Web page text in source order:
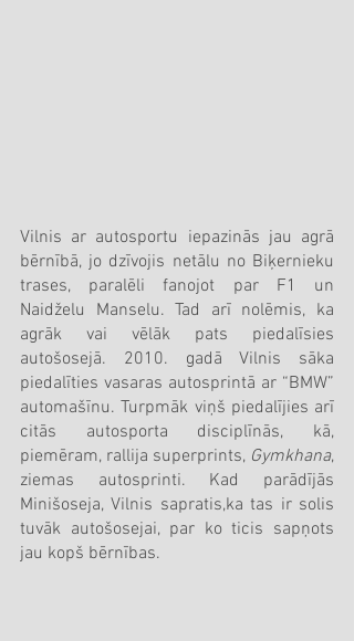
Vilnis ar autosportu iepazinās jau agrā
bērnībā, jo dzīvojis netālu no Biķernieku
trases, paralēli fanojot par F1 un
Naidželu Manselu. Tad arī nolēmis, ka
agrāk vai vēlāk pats piedalīsies
autošosejā. 2010. gadā Vilnis sāka
piedalīties vasaras autosprintā ar “BMW”
automašīnu. Turpmāk viņš piedalījies arī
citās autosporta disciplīnās, kā,
piemēram, rallija superprints, Gymkhana,
ziemas autosprinti. Kad parādījās
Minišoseja, Vilnis sapratis,ka tas ir solis
tuvāk autošosejai, par ko ticis sapņots
jau kopš bērnības.